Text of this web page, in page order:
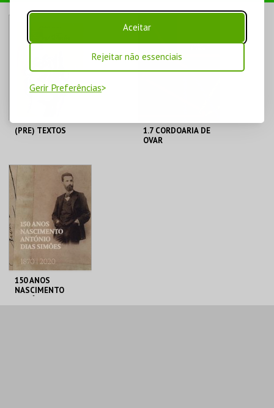
Aceitar
Rejeitar não essenciais
Gerir Preferências
(PRE) TEXTOS
MAIS INFO
COMPRAR
1.7 CORDOARIA DE
OVAR
150 ANOS
NASCIMENTO